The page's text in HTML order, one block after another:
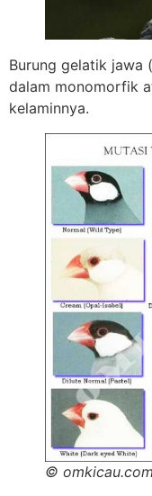
Burung gelatik jawa (
dalam monomorfik
kelaminnya.
© omkicau.com